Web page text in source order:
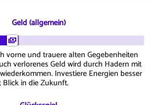
Geld (allgemein)
vorne und trauere alten Gegebenheiten
verlorenes Geld wird durch Hadern mit
Investiere Energien besser
in die Zukunft.